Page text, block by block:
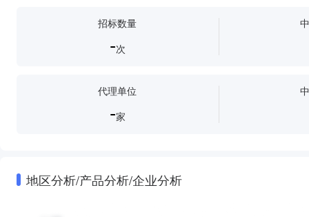
招标数量
-次
代理单位
-家
地区分析/产品分析/企业分析